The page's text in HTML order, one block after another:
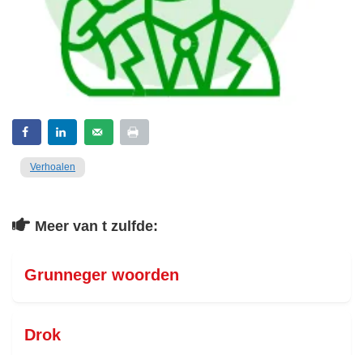
Verhoalen
Meer van t zulfde:
Grunneger woorden
Drok